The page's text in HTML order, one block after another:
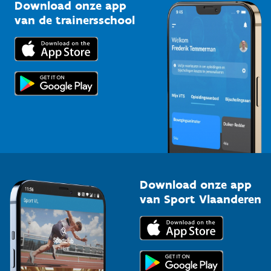
Bedrijven
Trainers en begeleiders
Topsporters
Downloads
Voor de pers
Download onze app
van de trainersschool
Download onze app
van Sport Vlaanderen